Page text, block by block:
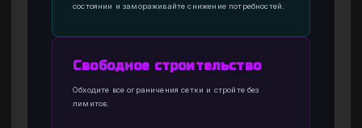
состоянии и замораживайте снижение потребностей.
Свободное строительство
Обходите все ограничения сетки и стройте без
лимитов.